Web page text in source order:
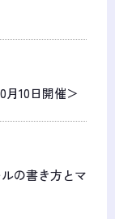
月10日開催＞
の書き方とマ